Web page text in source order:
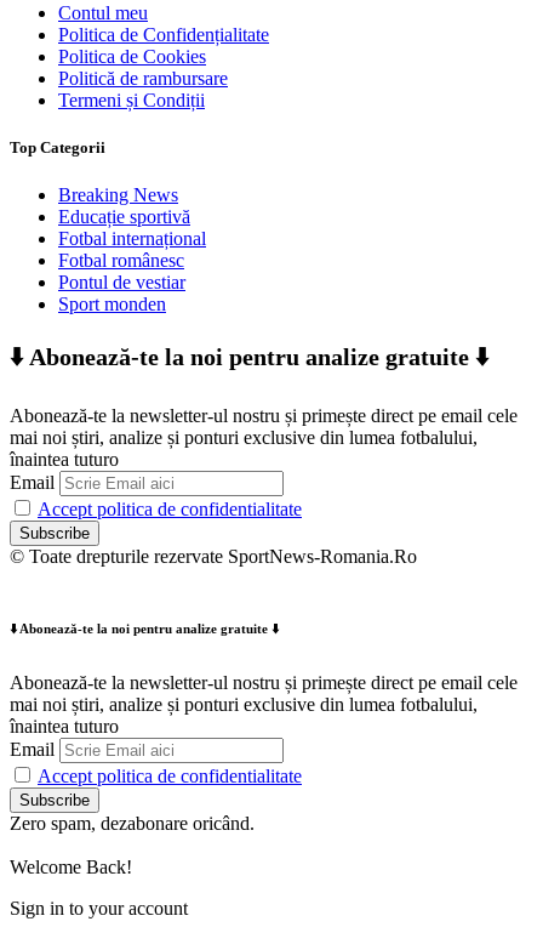
Contul meu
Politica de Confidențialitate
Politica de Cookies
Politică de rambursare
Termeni și Condiții
Top Categorii
Breaking News
Educație sportivă
Fotbal internațional
Fotbal românesc
Pontul de vestiar
Sport monden
⬇️ Abonează-te la noi pentru analize gratuite ⬇️
Abonează-te la newsletter-ul nostru și primește direct pe email cele
mai noi știri, analize și ponturi exclusive din lumea fotbalului,
înaintea tuturo
Email
Accept politica de confidentialitate
© Toate drepturile rezervate SportNews-Romania.Ro
⬇️ Abonează-te la noi pentru analize gratuite ⬇️
Abonează-te la newsletter-ul nostru și primește direct pe email cele
mai noi știri, analize și ponturi exclusive din lumea fotbalului,
înaintea tuturo
Email
Accept politica de confidentialitate
Zero spam, dezabonare oricând.
Welcome Back!
Sign in to your account